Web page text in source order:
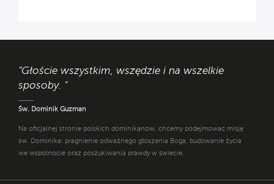
"Głoście wszystkim, wszędzie i na wszelkie
sposoby. "
Św. Dominik Guzman
Na oficjalnej stronie polskich dominikanów, chcemy podejmować misję
św. Dominika: pragnienie odważnego głoszenia Boga, budowanie życia
we wspólnocie oraz poszukiwania prawdy w świecie.